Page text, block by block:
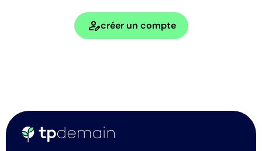
person_editcréer un compte